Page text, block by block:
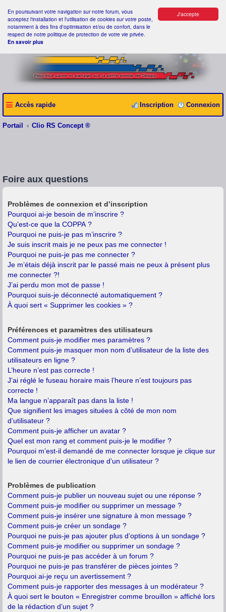
J'accepte
En poursuivant votre navigation sur notre forum, vous
acceptez l'installation et l'utilisation de cookies sur votre poste,
notamment à des fins d'optimisation et/ou de confort, dans le
respect de notre politique de protection de votre vie privée.
En savoir plus
Accès rapide Connexion
Inscription
Portail Clio RS Concept ®
Foire aux questions
Problèmes de connexion et d’inscription
Pourquoi ai-je besoin de m’inscrire ?
Qu’est-ce que la COPPA ?
Pourquoi ne puis-je pas m’inscrire ?
Je suis inscrit mais je ne peux pas me connecter !
Pourquoi ne puis-je pas me connecter ?
Je m’étais déjà inscrit par le passé mais ne peux à présent plus
me connecter ?!
J’ai perdu mon mot de passe !
Pourquoi suis-je déconnecté automatiquement ?
À quoi sert « Supprimer les cookies » ?
Préférences et paramètres des utilisateurs
Comment puis-je modifier mes paramètres ?
Comment puis-je masquer mon nom d’utilisateur de la liste des
utilisateurs en ligne ?
L’heure n’est pas correcte !
J’ai réglé le fuseau horaire mais l’heure n’est toujours pas
correcte !
Ma langue n’apparaît pas dans la liste !
Que signifient les images situées à côté de mon nom
d’utilisateur ?
Comment puis-je afficher un avatar ?
Quel est mon rang et comment puis-je le modifier ?
Pourquoi m’est-il demandé de me connecter lorsque je clique sur
le lien de courrier électronique d’un utilisateur ?
Problèmes de publication
Comment puis-je publier un nouveau sujet ou une réponse ?
Comment puis-je modifier ou supprimer un message ?
Comment puis-je insérer une signature à mon message ?
Comment puis-je créer un sondage ?
Pourquoi ne puis-je pas ajouter plus d’options à un sondage ?
Comment puis-je modifier ou supprimer un sondage ?
Pourquoi ne puis-je pas accéder à un forum ?
Pourquoi ne puis-je pas transférer de pièces jointes ?
Pourquoi ai-je reçu un avertissement ?
Comment puis-je rapporter des messages à un modérateur ?
À quoi sert le bouton « Enregistrer comme brouillon » affiché lors
de la rédaction d’un sujet ?